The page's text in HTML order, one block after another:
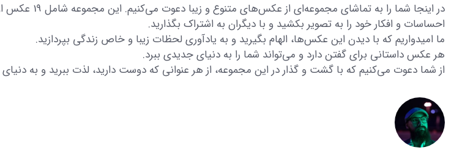
در اینجا
احساسات و افکار خود را به تصویر بکشید و با دیگران به اشتراک بگذارید.
ما امیدواریم که با دیدن این عکس‌ها، الهام بگیرید و به یادآوری لحظات زیبا و خاص زندگی بپردازید.
هر عکس داستانی برای گفتن دارد و می‌تواند شما را به دنیای جدیدی ببرد.
از شما دعوت می‌کنیم که با گشت و گذار در این مجموعه، از هر عنوانی که دوست دارید، لذت ببرید و به دنیای